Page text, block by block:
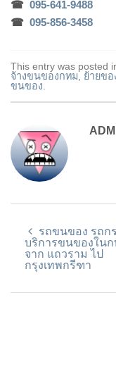
☎ 095-641-9488
☎ 095-856-3458
This entry was posted
จ้างขนของกทม, ย้ายข
ขนของ.
รถขนของ รถก
บริการขนของใน
จาก แถวราม ไป
กรุงเทพกรีฑา